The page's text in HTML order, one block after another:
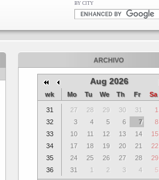
BY CITY
ARCHIVO
Aug 2026
wk Mo Tu We Th Fr Sa
31 27 28 29 30 31 1
32
3 4 5 6 7 8
33
10 11 12 13 14 15
34
17 18 19 20 21 22
35
24 25 26 27 28 29
36
31 1 2 3 4 5